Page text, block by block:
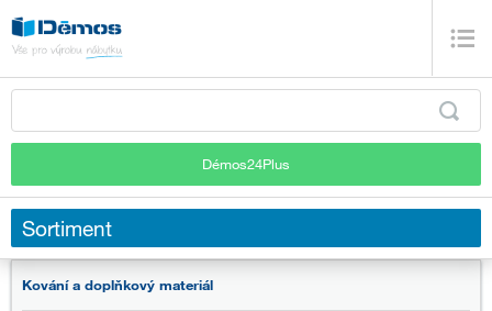
Démos24Plus
Sortiment
Kování a doplňkový materiál